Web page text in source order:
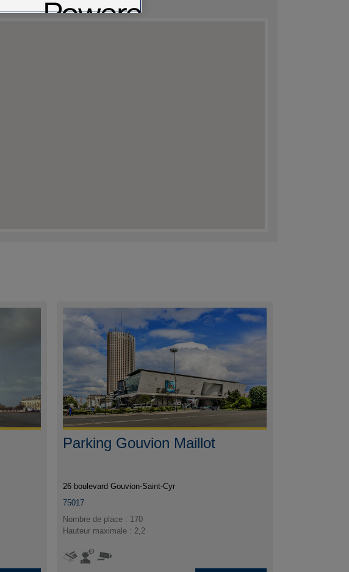
Parking Gouvion Maillot
26 boulevard Gouvion-Saint-Cyr
75017
Nombre de place : 170
Hauteur maximale : 2,2